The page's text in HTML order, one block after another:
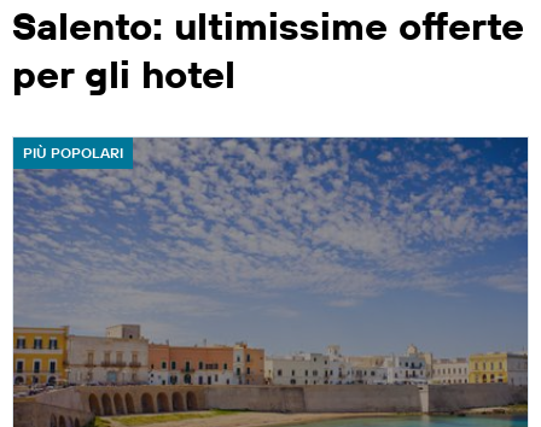
Salento: ultimissime offerte
per gli hotel
PIÙ POPOLARI